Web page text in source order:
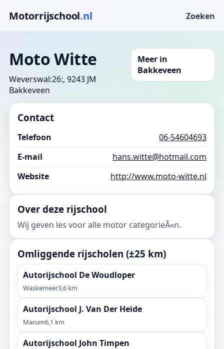
Motorrijschool.nl Zoeken
Moto Witte
Weverswal:26:, 9243 JM
Bakkeveen
Meer in
Bakkeveen
Contact
Telefoon
06-54604693
E-mail
hans.witte@hotmail.com
Website
http://www.moto-witte.nl
Over deze rijschool
Wij geven les voor alle motor categorieÃ«n.
Omliggende rijscholen (±25 km)
Autorijschool De Woudloper
Waskemeer3,6 km
Autorijschool J. Van Der Heide
Marum6,1 km
Autorijschool John Timpen